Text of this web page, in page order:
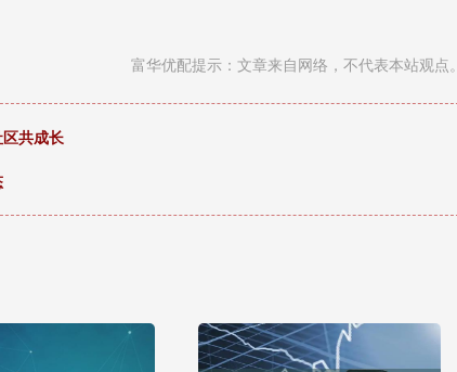
富华优配提示：文章来自网络，不代表本站观点。
共成长